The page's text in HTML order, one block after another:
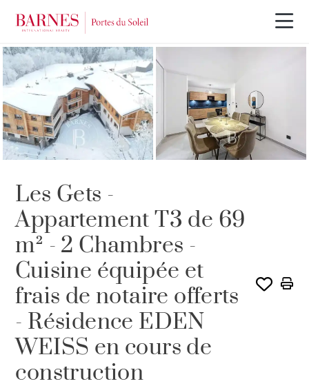
PROGRAMME NEUF
Les Gets -
Appartement T3 de 69
m² - 2 Chambres -
Cuisine équipée et
frais de notaire offerts
- Résidence EDEN
WEISS en cours de
construction